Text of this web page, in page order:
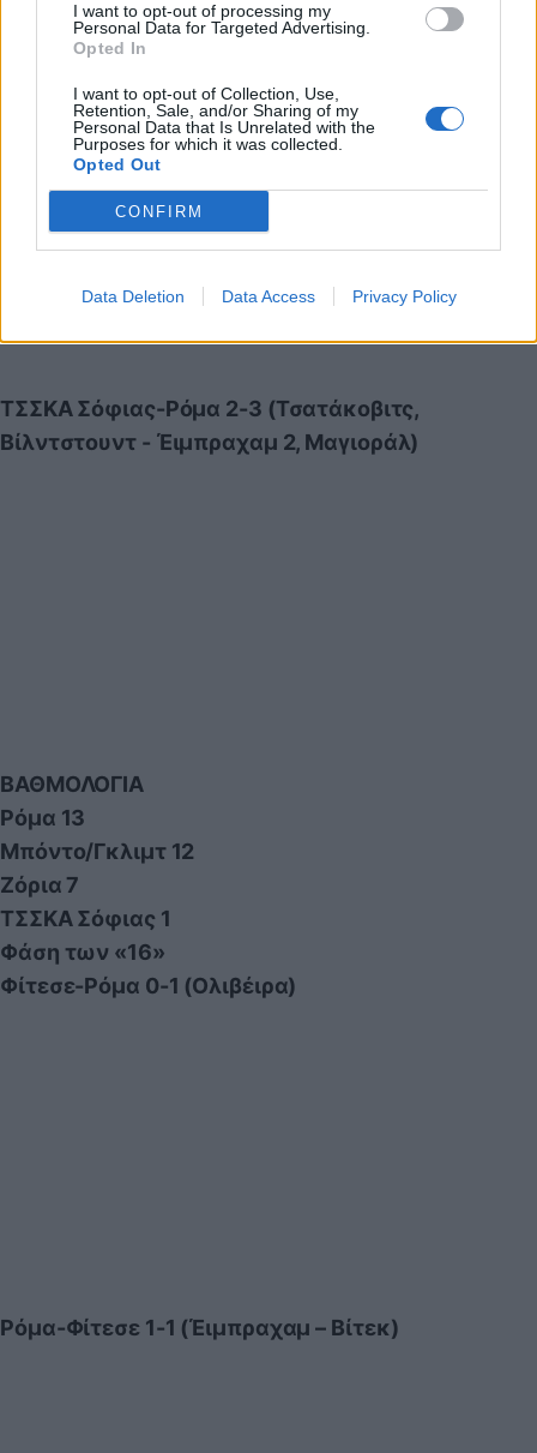
I want to opt-out of processing my
Personal Data for Targeted Advertising.
Opted In
I want to opt-out of Collection, Use,
Retention, Sale, and/or Sharing of my
Personal Data that Is Unrelated with the
Purposes for which it was collected.
Opted Out
CONFIRM
Data Deletion Data Access Privacy Policy
Ρόμα-Ζόρια 4-0 (Έιμπραχαμ 2, Πέρεθ, Ζανιόλο)
ΤΣΣΚΑ Σόφιας-Ρόμα 2-3 (Τσατάκοβιτς,
Βίλντστουντ - Έιμπραχαμ 2, Μαγιοράλ)
ΒΑΘΜΟΛΟΓΙΑ
Ρόμα 13
Μπόντο/Γκλιμτ 12
Ζόρια 7
ΤΣΣΚΑ Σόφιας 1
Φάση των «16»
Φίτεσε-Ρόμα 0-1 (Ολιβέιρα)
Ρόμα-Φίτεσε 1-1 (Έιμπραχαμ – Βίτεκ)